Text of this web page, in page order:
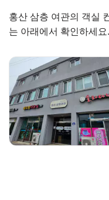
홍산 삼층 여관의 객실
는 아래에서 확인하세요.